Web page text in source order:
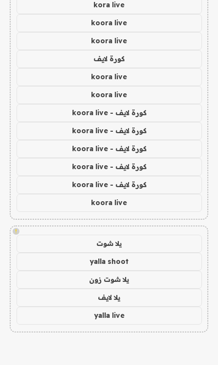
kora live
koora live
koora live
كورة لايف
koora live
koora live
كورة لايف - koora live
كورة لايف - koora live
كورة لايف - koora live
كورة لايف - koora live
كورة لايف - koora live
koora live
!
يلا شوت
yalla shoot
يلا شوت زون
يلا لايف
yalla live